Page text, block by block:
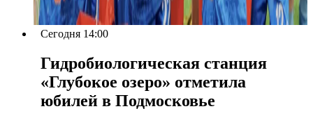
Сегодня 14:00
Гидробиологическая станция
«Глубокое озеро» отметила
юбилей в Подмосковье